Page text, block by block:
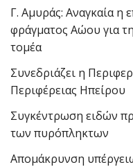
Γ. Αμυράς: Αναγκαία η
φράγματος Αώου για
τομέα
Συνεδριάζει η
Περιφέρειας Ηπείρου
Συγκέντρωση ειδών
των πυρόπληκτων
Απομάκρυνση